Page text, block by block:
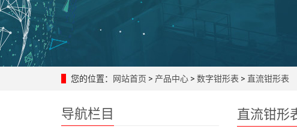
您的位置： 网站首页 > 产品中心 > 数字钳形表 > 直流钳形表
直流钳形
导航栏目